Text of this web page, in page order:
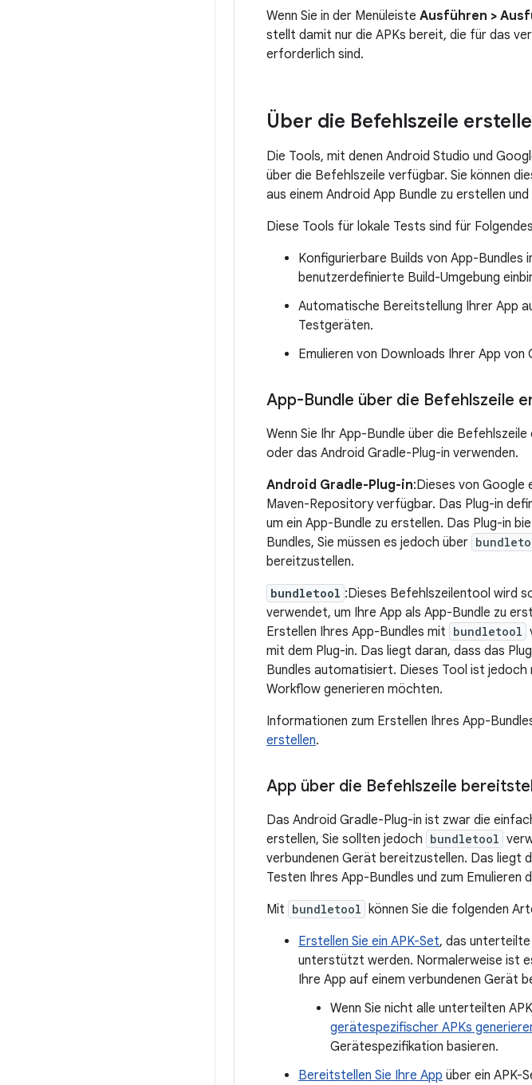
Wenn Sie in der Menüleiste Ausführen >
stellt damit nur die APKs bereit, die für das
erforderlich sind.
Über die Befehlszeile
Die Tools, mit denen Android Studio und
über die Befehlszeile verfügbar. Sie können
aus einem Android App Bundle zu erstellen
Diese Tools für lokale Tests sind für
Konfigurierbare Builds von App-
benutzerdefinierte Build-Umgebung
Automatische Bereitstellung Ihrer App
Testgeräten.
Emulieren von Downloads Ihrer App
App-Bundle über die Befehlszeile
Wenn Sie Ihr App-Bundle über die
oder das Android Gradle-Plug-in verwenden.
Android Gradle-Plug-in:Dieses von Google
Maven-Repository verfügbar. Das Plug-in
um ein App-Bundle zu erstellen. Das Plug-in
Bundles, Sie müssen es jedoch über
bereitzustellen.
bundletool :Dieses Befehlszeilentool wird
verwendet, um Ihre App als App-Bundle zu
Erstellen Ihres App-Bundles mit bundletool
mit dem Plug-in. Das liegt daran, dass das
Bundles automatisiert. Dieses Tool ist
Workflow generieren möchten.
Informationen zum Erstellen Ihres App-
erstellen.
App über die Befehlszeile
Das Android Gradle-Plug-in ist zwar die
erstellen, Sie sollten jedoch bundletool
verbundenen Gerät bereitzustellen. Das liegt
Testen Ihres App-Bundles und zum
Mit bundletool können Sie die folgenden
Erstellen Sie ein APK-Set, das
unterstützt werden. Normalerweise ist
Ihre App auf einem verbundenen Gerät
Wenn Sie nicht alle unterteilten
gerätespezifischer APKs
Gerätespezifikation basieren.
Bereitstellen Sie Ihre App über ein APK-